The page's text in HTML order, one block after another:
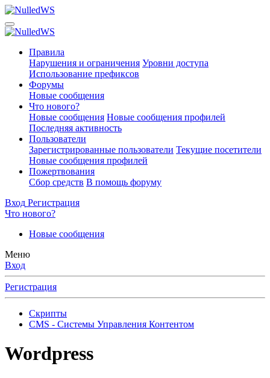
Правила
Нарушения и ограничения Уровни доступа
Использование префиксов
Форумы
Новые сообщения
Что нового?
Новые сообщения Новые сообщения профилей
Последняя активность
Пользователи
Зарегистрированные пользователи Текущие посетители
Новые сообщения профилей
Пожертвования
Сбор средств В помощь форуму
Вход Регистрация
Что нового?
Новые сообщения
Меню
Вход
Регистрация
Скрипты
CMS - Системы Управления Контентом
Wordpress